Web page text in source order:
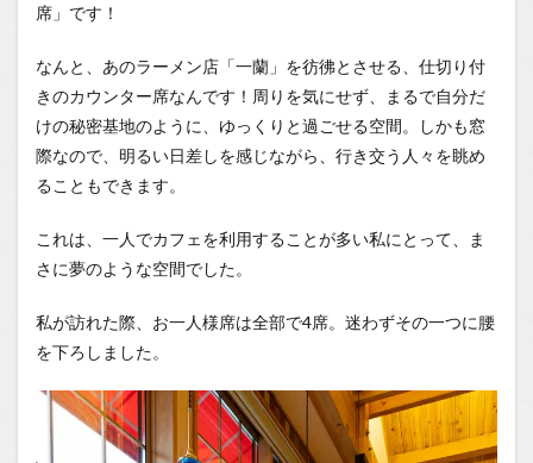
席」です！
なんと、あのラーメン店「一蘭」を彷彿とさせる、仕切り付
きのカウンター席なんです！周りを気にせず、まるで自分だ
けの秘密基地のように、ゆっくりと過ごせる空間。しかも窓
際なので、明るい日差しを感じながら、行き交う人々を眺め
ることもできます。
これは、一人でカフェを利用することが多い私にとって、ま
さに夢のような空間でした。
私が訪れた際、お一人様席は全部で4席。迷わずその一つに腰
を下ろしました。